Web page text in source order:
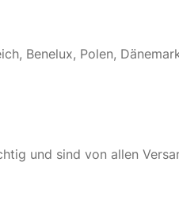
Benelux, Polen,
und sind von allen